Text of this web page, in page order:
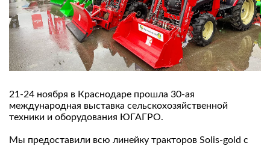
21-24 ноября в Краснодаре прошла 30-ая
международная выставка сельскохозяйственной
техники и оборудования ЮГАГРО.
Мы предоставили всю линейку тракторов Solis-gold с